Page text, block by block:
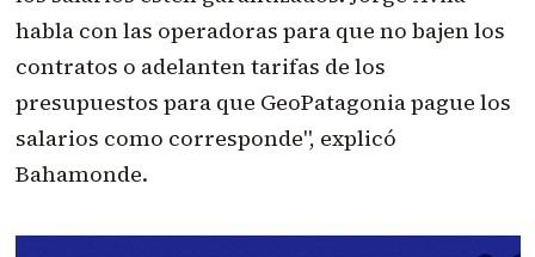
habla con las operadoras para que no bajen los
contratos o adelanten tarifas de los
presupuestos para que GeoPatagonia pague los
salarios como corresponde", explicó
Bahamonde.